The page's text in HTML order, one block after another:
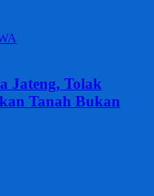
Jateng, Tolak
Tanah Bukan